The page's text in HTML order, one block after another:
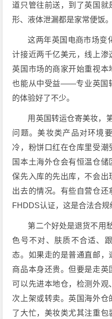
道只管往前送，到了英国就
形、液体泄漏都是家常便饭。
这两年英国电商市场变
计接近两千亿美元，线上
英国市场的商家开始重视本
也能从中受益——专业英国
的体验好了不少。
用英国转运仓寄美妆，
问题。美妆类产品对环境
冷，粉饼口红在仓库里受潮
国本土海外仓会有恒温仓
保先入库的先出库，不会出
出去的情况。有些自营仓还
FHDDS认证，这是合法合规
第二个好处是退货不用
色号不对、肤质不合适、
态。如果走的是普通直邮，
商品本身还贵。但要是走英
可以先进本地仓，检测外观
次上架或转卖。英国海外仓
了大忙，美妆类尤其注重